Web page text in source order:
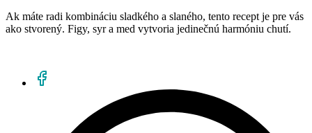
Ak máte radi kombináciu sladkého a slaného, tento recept je pre vás
ako stvorený. Figy, syr a med vytvoria jedinečnú harmóniu chutí.